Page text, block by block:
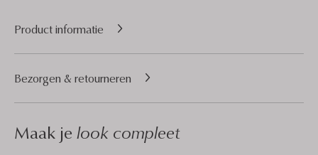
Product informatie
Bezorgen & retourneren
Maak je look compleet